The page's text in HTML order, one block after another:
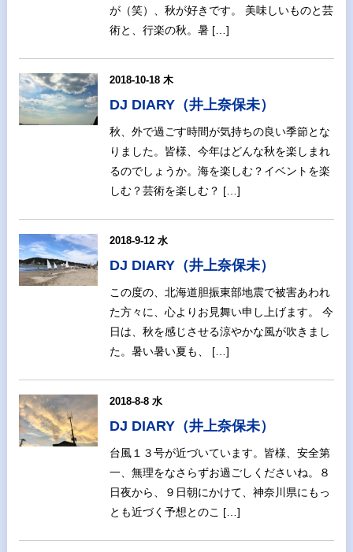
が（笑）、秋が好きです。 美味しいものと芸
術と、行楽の秋。暑 […]
2018-10-18 木
DJ DIARY（井上奈保未）
秋、外で過ごす時間が気持ちの良い季節とな
りました。皆様、今年はどんな秋を楽しまれ
るのでしょうか。海を楽しむ？イベントを楽
しむ？芸術を楽しむ？ […]
2018-9-12 水
DJ DIARY（井上奈保未）
この度の、北海道胆振東部地震で被害あわれ
た方々に、心よりお見舞い申し上げます。 今
日は、秋を感じさせる涼やかな風が吹きまし
た。暑い暑い夏も、 […]
2018-8-8 水
DJ DIARY（井上奈保未）
台風１３号が近づいています。皆様、安全第
一、無理をなさらずお過ごしくださいね。８
日夜から、９日朝にかけて、神奈川県にもっ
とも近づく予想とのこ […]